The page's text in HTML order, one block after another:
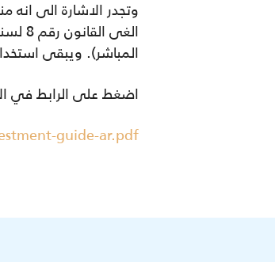
المباشر). ويبقى
اضغط على الرابط في
guide-ar.pdf